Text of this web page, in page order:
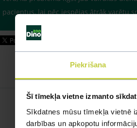
Piekrišana
Šī tīmekļa vietne izmanto
Sīkdatnes mūsu tīmekļa vietnē
darbības un apkopotu
pacientus, lai pēc iespējas ātrāk varētu